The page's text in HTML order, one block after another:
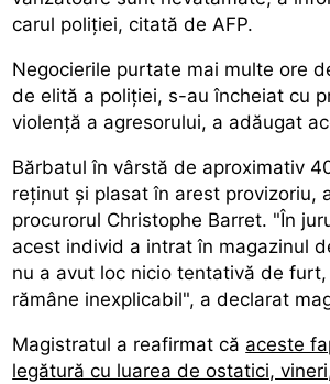
carul poliției, citată de AFP.
Negocierile purtate mai multe ore
de elită a poliției, s-au încheiat cu
violență a agresorului, a adăugat
Bărbatul în vârstă de aproximativ
reținut și plasat în arest provizoriu,
procurorul Christophe Barret. "În
acest individ a intrat în magazinul
nu a avut loc nicio tentativă de
rămâne inexplicabil", a declarat
Magistratul a reafirmat că aceste
legătură cu luarea de ostatici,